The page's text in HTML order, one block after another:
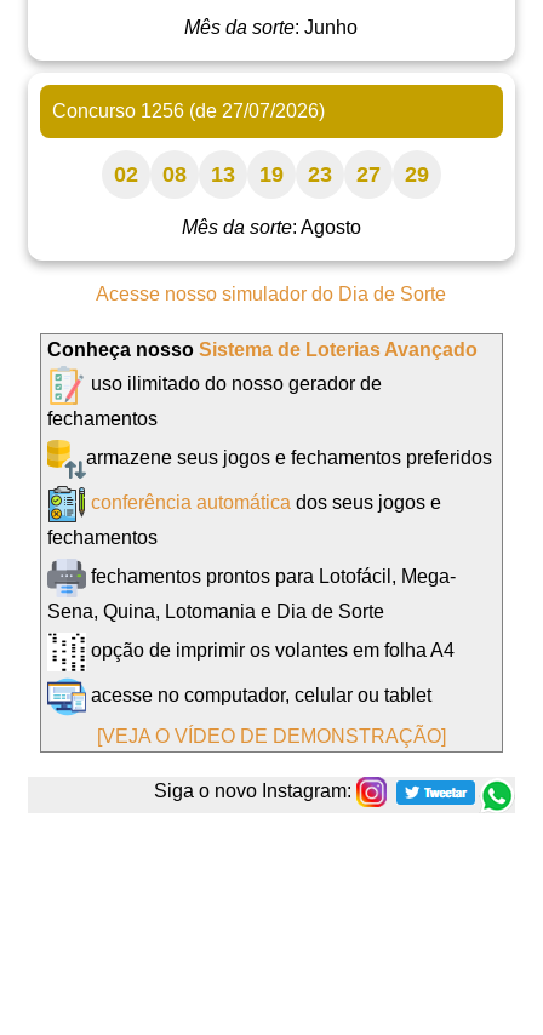
Mês da sorte: Junho
Concurso 1256 (de 27/07/2026)
02 08 13 19 23 27 29
Mês da sorte: Agosto
Acesse nosso simulador do Dia de Sorte
Conheça nossoSistema de Loterias Avançado
uso ilimitado do nosso gerador de
fechamentos
armazene seus jogos e fechamentos preferidos
conferência automática dos seus jogos e
fechamentos
fechamentos prontos para Lotofácil, Mega-
Sena, Quina, Lotomania e Dia de Sorte
opção de imprimir os volantes em folha A4
acesse no computador, celular ou tablet
[VEJA O VÍDEO DE DEMONSTRAÇÃO]
Siga o novo Instagram: